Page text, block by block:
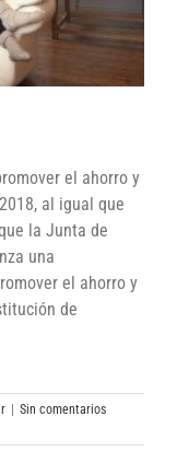
el ahorro y
al igual que
la Junta de
una
el ahorro y
de
Sin comentarios